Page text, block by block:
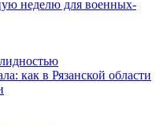
неделю для военных-
как в Рязанской области